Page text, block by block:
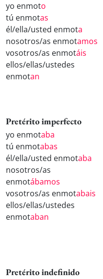
yo enmoto
tú enmotas
él/ella/usted enmota
nosotros/as enmotamos
vosotros/as enmotáis
ellos/ellas/ustedes
enmotan
Pretérito imperfecto
yo enmotaba
tú enmotabas
él/ella/usted enmotaba
nosotros/as
enmotábamos
vosotros/as enmotabais
ellos/ellas/ustedes
enmotaban
Pretérito indefinido